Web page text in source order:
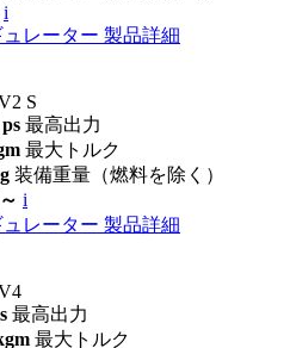
i
レーター 製品詳細
S
最高出力
最大トルク
装備重量（燃料を除く）
i
レーター 製品詳細
最高出力
最大トルク